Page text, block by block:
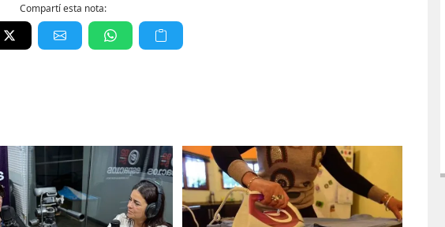
Compartí esta nota: